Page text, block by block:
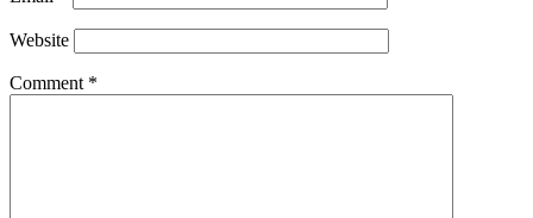
Website
Comment *